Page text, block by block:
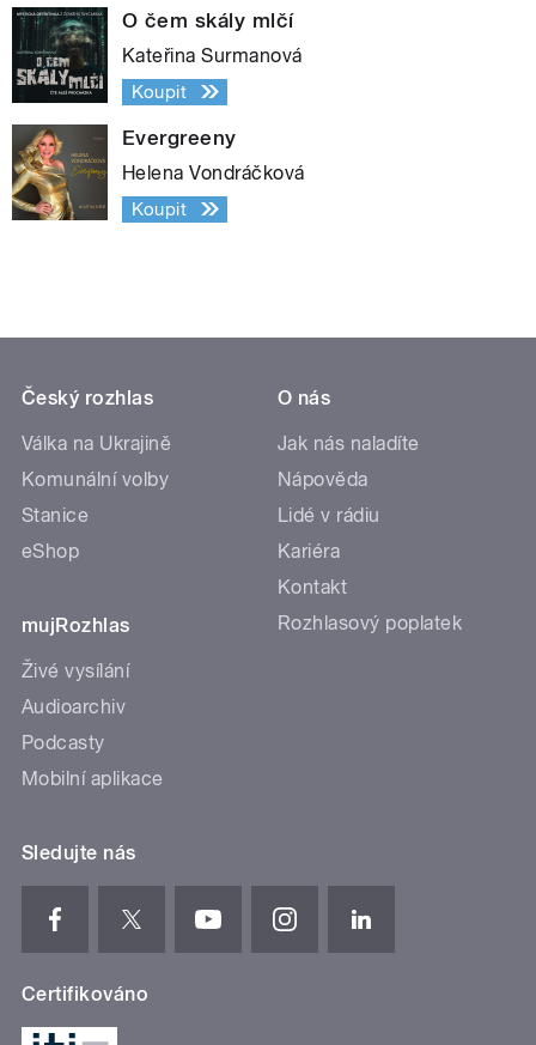
O čem skály mlčí
Kateřina Surmanová
Koupit
Evergreeny
Helena Vondráčková
Koupit
Český rozhlas
Válka na Ukrajině
Komunální volby
Stanice
eShop
mujRozhlas
Živé vysílání
Audioarchiv
Podcasty
Mobilní aplikace
O nás
Jak nás naladíte
Nápověda
Lidé v rádiu
Kariéra
Kontakt
Rozhlasový poplatek
Sledujte nás
Certifikováno